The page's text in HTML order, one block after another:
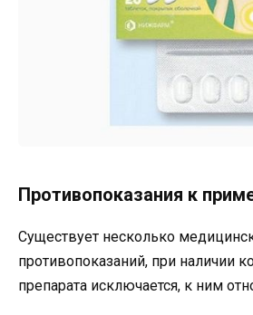
Противопоказания к
Существует несколько
противопоказаний, при наличии
препарата исключается, к ним